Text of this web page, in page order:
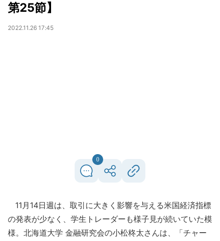
第25節】
2022.11.26 17:45
0
11月14日週は、取引に大きく影響を与える米国経済指標
の発表が少なく、学生トレーダーも様子見が続いていた模
様。北海道大学 金融研究会の小松柊太さんは、「チャー